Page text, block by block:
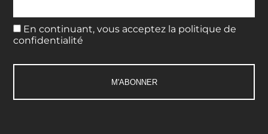
En continuant, vous acceptez la politique de
confidentialité